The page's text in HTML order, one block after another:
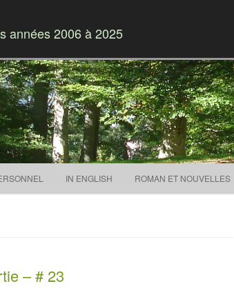
années 2006 à 2025
IN ENGLISH ROMAN ET NOUVELLES
– # 23